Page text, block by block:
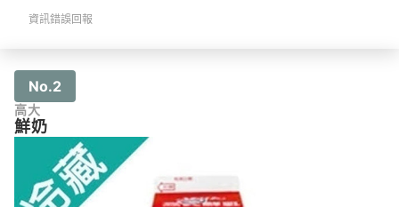
資訊錯誤回報
No.2
高大
鮮奶